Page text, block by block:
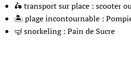
🛵 transport sur place : scooter
🏝 plage incontournable :
🤿 snorkeling : Pain de Sucre